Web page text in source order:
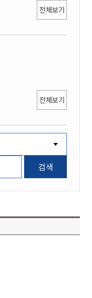
전체보기
전체보기
검색